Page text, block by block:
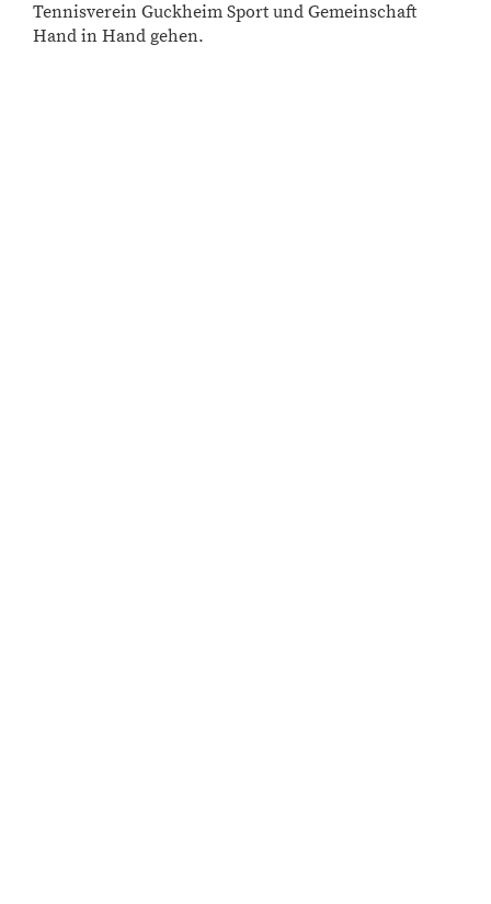
Tennisverein Guckheim Sport und Gemeinschaft
Hand in Hand gehen.